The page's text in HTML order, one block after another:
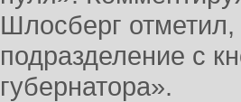
Шлосберг
подразделение с
губернатора».